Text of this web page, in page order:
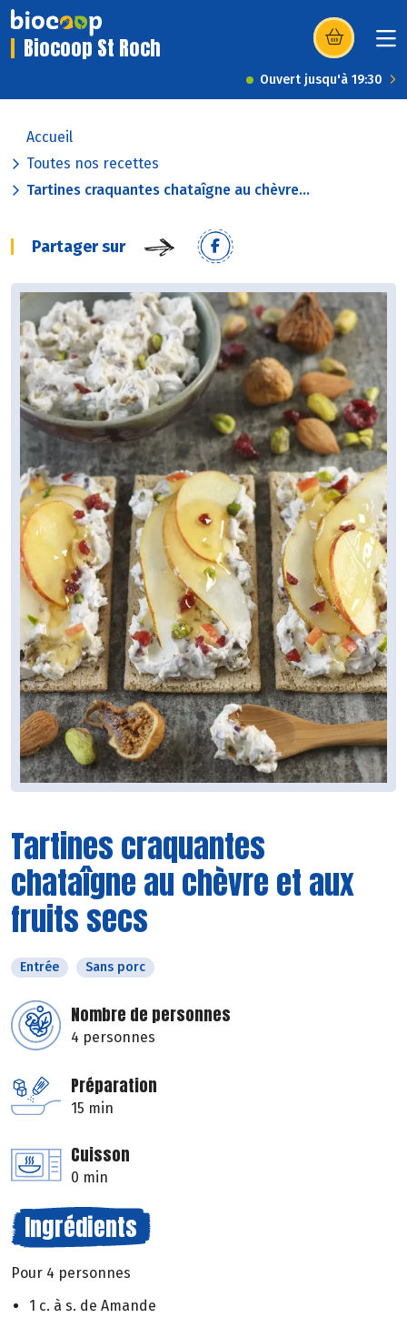
Biocoop St Roch (s’ouvre dans
Ouvert jusqu'à 19:30
Accueil
Toutes nos recettes
Tartines craquantes chataîgne au chèvre...
Partager sur
Tartines craquantes
chataîgne au chèvre et aux
fruits secs
Entrée Sans porc
Nombre de personnes
4 personnes
Préparation
15 min
Cuisson
0 min
Ingrédients
Pour 4 personnes
1 c. à s. de Amande